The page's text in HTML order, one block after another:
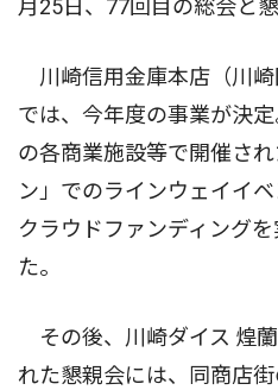
月25日、77回目の総会と
川崎信用金庫本店（川
では、今年度の事業が決
の各商業施設等で開催さ
ン」でのラインウェイイ
クラウドファンディング
た。
その後、川崎ダイス 煌
れた懇親会には、同商店